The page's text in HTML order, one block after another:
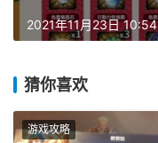
2021年11月23日 10:54
猜你喜欢
游戏攻略